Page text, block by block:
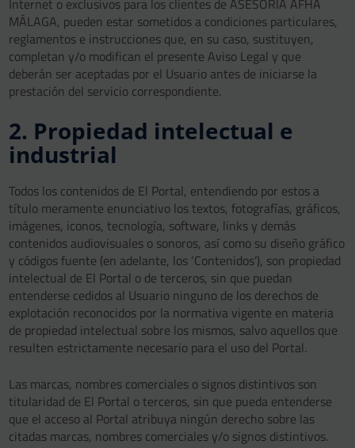
MÁLAGA, pueden estar sometidos a condiciones particulares,
reglamentos e instrucciones que, en su caso, sustituyen,
completan y/o modifican el presente Aviso Legal y que
deberán ser aceptadas por el Usuario antes de iniciarse la
prestación del servicio correspondiente.
2. Propiedad intelectual e
industrial
Todos los contenidos de El Portal, entendiendo por estos a
título meramente enunciativo los textos, fotografías, gráficos,
imágenes, iconos, tecnología, software, links y demás
contenidos audiovisuales o sonoros, así como su diseño gráfico
y códigos fuente (en adelante, los ‘Contenidos’), son propiedad
intelectual de El Portal o de terceros, sin que puedan
entenderse cedidos al Usuario ninguno de los derechos de
explotación reconocidos por la normativa vigente en materia
de propiedad intelectual sobre los mismos, salvo aquellos que
resulten estrictamente necesario para el uso del Portal.
Las marcas, nombres comerciales o signos distintivos son
titularidad de El Portal o terceros, sin que pueda entenderse
que el acceso al Portal atribuya ningún derecho sobre las
citadas marcas, nombres comerciales y/o signos distintivos.